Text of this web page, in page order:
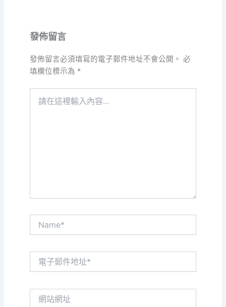
發佈留言
發佈留言必須填寫的電子郵件地址不會公開。 必
填欄位標示為 *